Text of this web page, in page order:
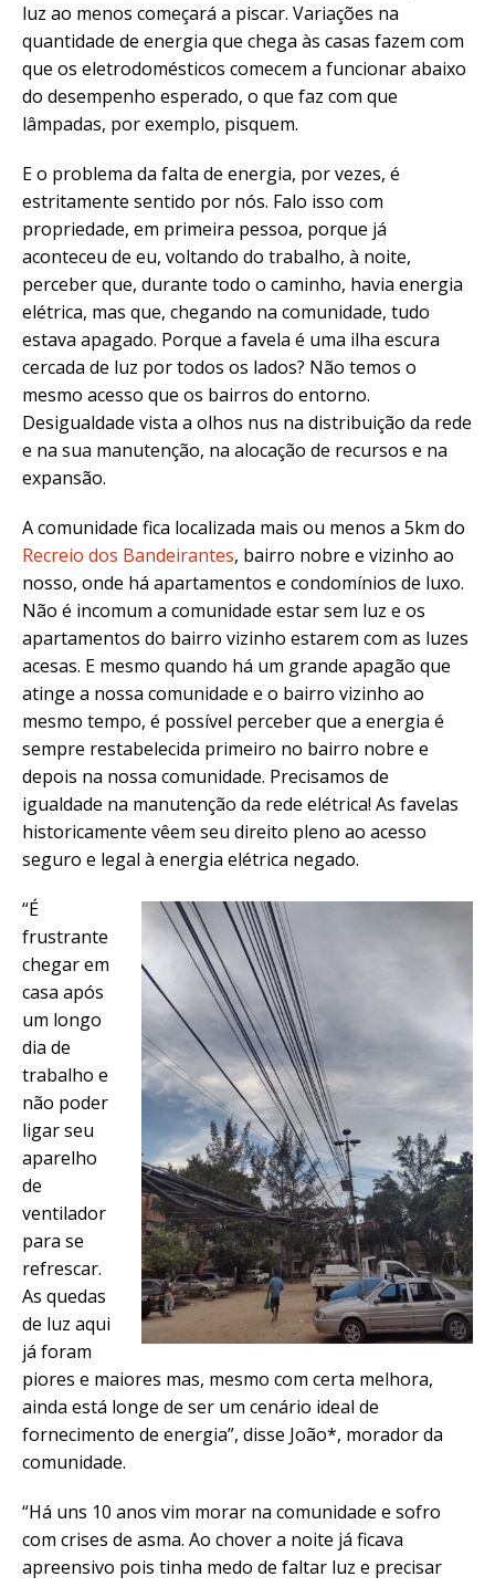
luz ao menos começará a piscar. Variações na
quantidade de energia que chega às casas fazem com
que os eletrodomésticos comecem a funcionar abaixo
do desempenho esperado, o que faz com que
lâmpadas, por exemplo, pisquem.
E o problema da falta de energia, por vezes, é
estritamente sentido por nós. Falo isso com
propriedade, em primeira pessoa, porque já
aconteceu de eu, voltando do trabalho, à noite,
perceber que, durante todo o caminho, havia energia
elétrica, mas que, chegando na comunidade, tudo
estava apagado. Porque a favela é uma ilha escura
cercada de luz por todos os lados? Não temos o
mesmo acesso que os bairros do entorno.
Desigualdade vista a olhos nus na distribuição da rede
e na sua manutenção, na alocação de recursos e na
expansão.
A comunidade fica localizada mais ou menos a 5km do
Recreio dos Bandeirantes, bairro nobre e vizinho ao
nosso, onde há apartamentos e condomínios de luxo.
Não é incomum a comunidade estar sem luz e os
apartamentos do bairro vizinho estarem com as luzes
acesas. E mesmo quando há um grande apagão que
atinge a nossa comunidade e o bairro vizinho ao
mesmo tempo, é possível perceber que a energia é
sempre restabelecida primeiro no bairro nobre e
depois na nossa comunidade. Precisamos de
igualdade na manutenção da rede elétrica! As favelas
historicamente vêem seu direito pleno ao acesso
seguro e legal à energia elétrica negado.
“É
frustrante
chegar em
casa após
um longo
dia de
trabalho e
não poder
ligar seu
aparelho
de
ventilador
para se
refrescar.
As quedas
de luz aqui
já foram
piores e maiores mas, mesmo com certa melhora,
ainda está longe de ser um cenário ideal de
fornecimento de energia”, disse João*, morador da
comunidade.
“Há uns 10 anos vim morar na comunidade e sofro
com crises de asma. Ao chover a noite já ficava
apreensivo pois tinha medo de faltar luz e precisar